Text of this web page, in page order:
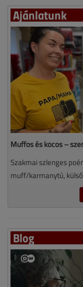
Ajánlatunk
Muffos és kócos –
Szakmai szlenges
muff/karmanytú,
Blog